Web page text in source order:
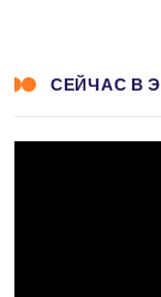
СЕЙЧАС В